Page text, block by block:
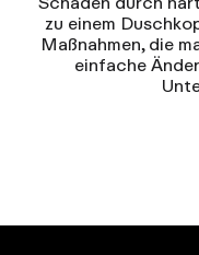
zu einem
Maßnahmen, die
einfache